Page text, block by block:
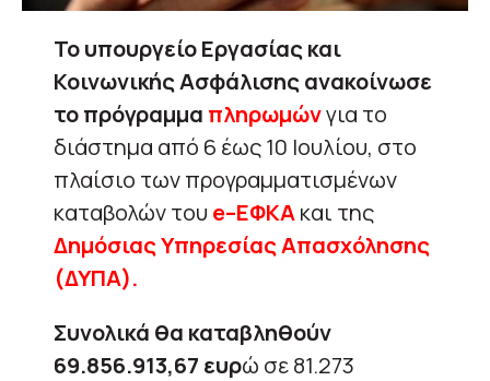
Το υπουργείο Εργασίας και
Κοινωνικής Ασφάλισης ανακοίνωσε
το πρόγραμμα πληρωμώνγια το
διάστημα από 6 έως 10 Ιουλίου, στο
πλαίσιο των προγραμματισμένων
καταβολών του e–ΕΦΚΑκαι της
Δημόσιας Υπηρεσίας Απασχόλησης
(ΔΥΠΑ).
Συνολικά θα καταβληθούν
69.856.913,67 ευρώ σε 81.273